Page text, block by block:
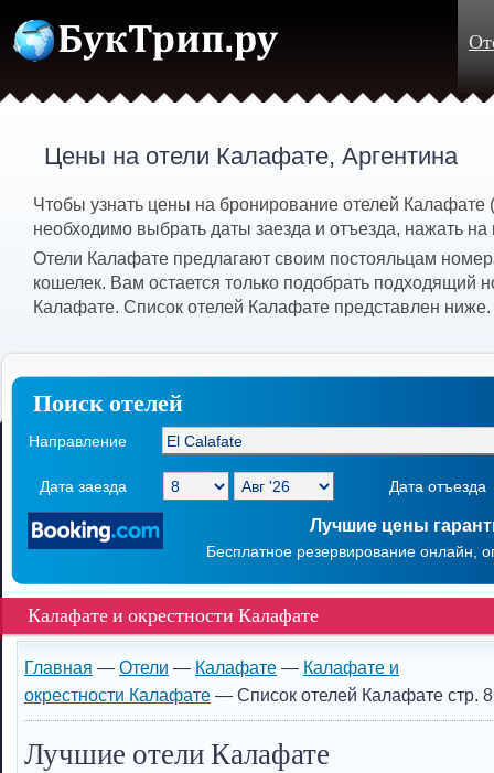
Цены на отели Калафате, Аргентина
Чтобы узнать цены на бронирование отелей Калафате
необходимо выбрать даты заезда и отъезда, нажать на
Отели Калафате предлагают своим постояльцам
кошелек. Вам остается только подобрать подходящий
Калафате. Список отелей Калафате представлен ниже.
Поиск отелей
Направление
Дата заезда Дата отъезда
Лучшие цены
Бесплатное резервирование онлайн,
Калафате и окрестности Калафате
Главная — Отели — Калафате — Калафате и
окрестности Калафате — Список отелей Калафате стр. 8
Лучшие отели Калафате